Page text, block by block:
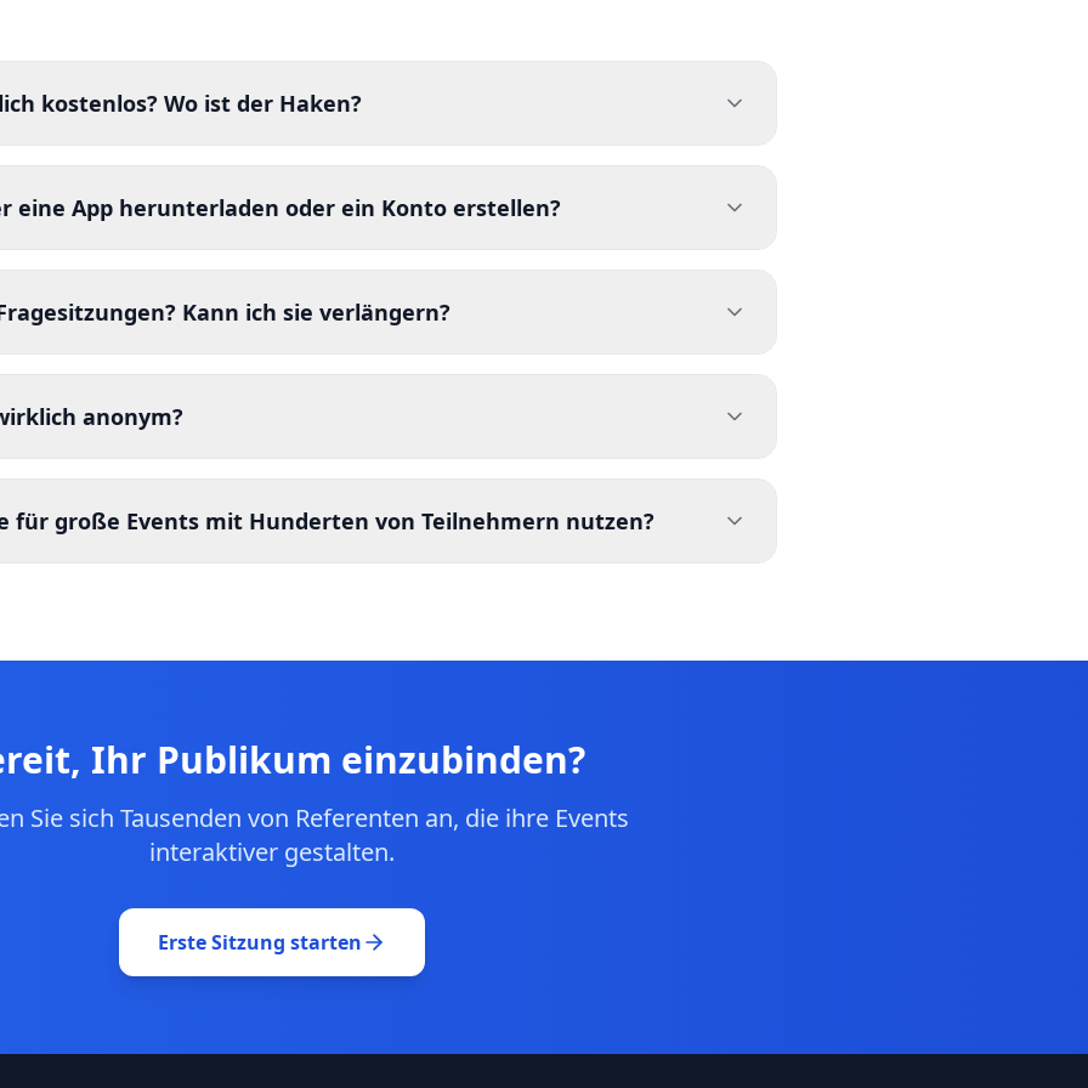
kostenlos? Wo ist der Haken?
kostenlos – keine versteckten Kosten, keine Abonnements, keine Premium-
können unbegrenzt Fragesitzungen erstellen, ohne zu bezahlen oder ein Konto
eine App herunterladen oder ein Konto erstellen?
einfach den Link oder scannen den QR-Code – kein App-Download, keine
und maximiert die Publikumsbeteiligung.
Kann ich sie verlängern?
48 Stunden nach der Erstellung ab. Das hält die Plattform sauber und
als 10 Sekunden und ist völlig kostenlos.
anonym?
nicht, wer Fragen stellt oder wie abgestimmt wird. Keine Cookies, kein
Teilnehmer wohl fühlen, Fragen zu stellen.
für große Events mit Hunderten von Teilnehmern nutzen?
Ihr Publikum einzubinden?
Sie sich Tausenden von Referenten an, die ihre Events
interaktiver gestalten.
Erste Sitzung starten